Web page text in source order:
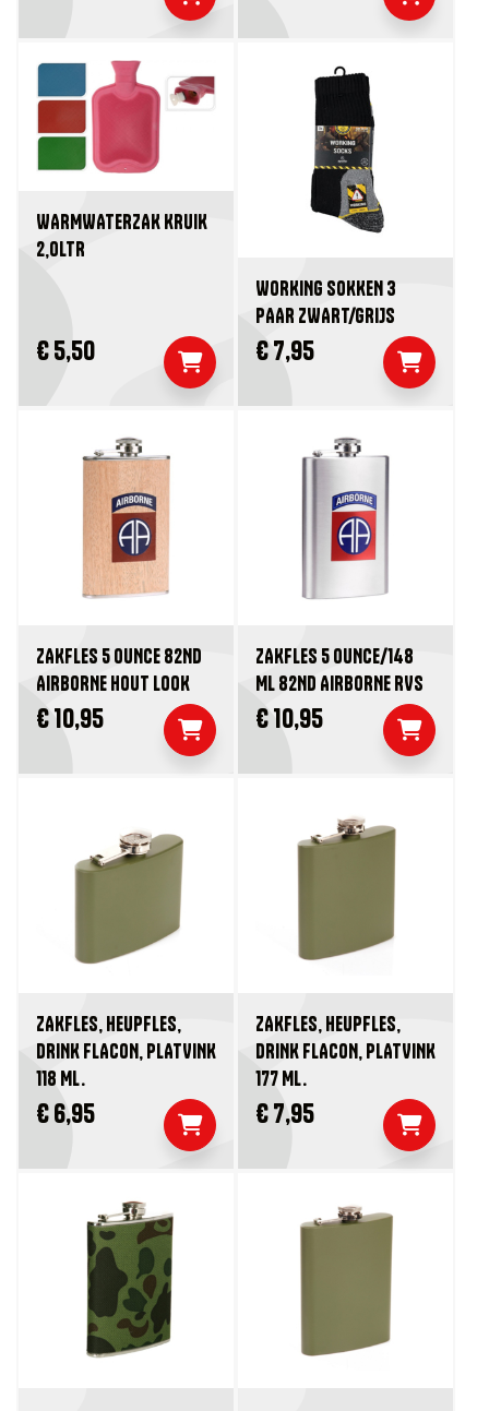
WARMWATERZAK KRUIK
2,0LTR
€ 5,50
WORKING SOKKEN 3
PAAR ZWART/GRIJS
€ 7,95
ZAKFLES 5 OUNCE 82ND
AIRBORNE HOUT LOOK
€ 10,95
ZAKFLES 5 OUNCE/148
ML 82ND AIRBORNE RVS
€ 10,95
ZAKFLES, HEUPFLES,
DRINK FLACON, PLATVINK
118 ML.
€ 6,95
ZAKFLES, HEUPFLES,
DRINK FLACON, PLATVINK
177 ML.
€ 7,95